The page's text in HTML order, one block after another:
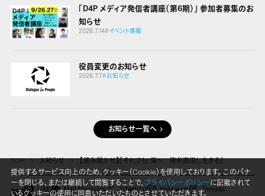
「D4P メディア発信者講座（第6期）」 参加者募集のお
知らせ
2026.7.14#イベント情報
役員変更のお知らせ
2026.7.7#お知らせ
お知らせ一覧へ
TOP お知らせ 【読み聞かせ】『それでも、海へ 陸前高田に生きる』
LINE Mail Magazine X(Twitter) Instagram
Threads
提供するサービス向上のため、クッキー（Cookie）を使用しております。 このバナ
ーを閉じる、または継続して閲覧することで、プライバシーポリシーに記載されて
いるクッキーの使用に同意いただいたものとさせていただきます。